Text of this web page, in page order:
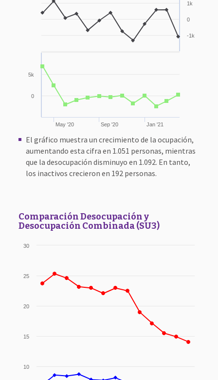
May '20 Sep '20 Jan '21
-1k
0
1k
0
5k
El gráfico muestra un crecimiento de la ocupación,
aumentando esta cifra en 1.051 personas, mientras
que la desocupación disminuyo en 1.092. En tanto,
los inactivos crecieron en 192 personas.
Comparación Desocupación y
Desocupación Combinada (SU3)
10
15
20
25
30